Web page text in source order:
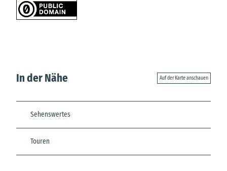
In der Nähe Auf der Karte anschauen
Sehenswertes
Touren